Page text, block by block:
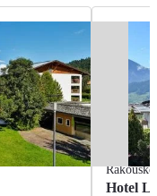
Rakousko
Hotel